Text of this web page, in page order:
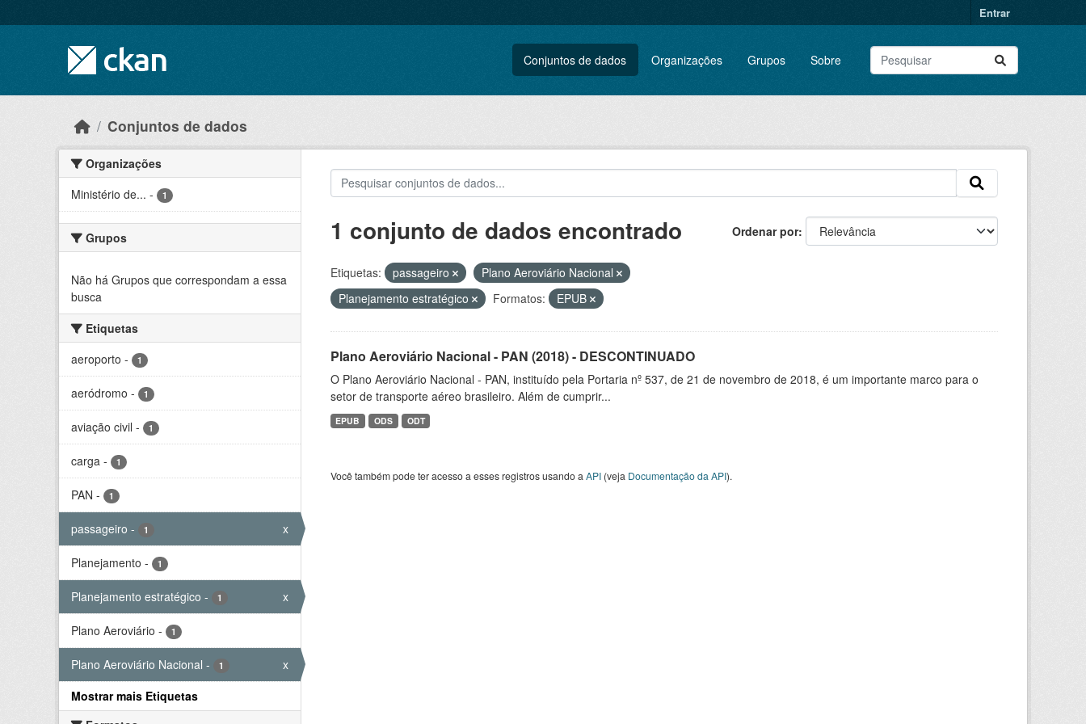
Entrar
Conjuntos de dados Organizações Grupos Sobre
Conjuntos de dados
Organizações
Ministério de... - 1
Grupos
Não há Grupos que correspondam a essa
busca
Etiquetas
aeroporto - 1
aeródromo - 1
aviação civil - 1
carga - 1
PAN - 1
passageiro - 1 x
Planejamento - 1
Planejamento estratégico - 1 x
Plano Aeroviário - 1
Plano Aeroviário Nacional - 1
x
Mostrar mais Etiquetas
Ordenar por
1 conjunto de dados encontrado
Etiquetas: passageiro
Plano Aeroviário Nacional
Planejamento estratégico
Formatos: EPUB
Plano Aeroviário Nacional - PAN (2018) - DESCONTINUADO
O Plano Aeroviário Nacional - PAN, instituído pela Portaria nº 537, de 21 de novembro de 2018, é um importante marco para o
setor de transporte aéreo brasileiro. Além de cumprir...
EPUB ODS ODT
Você também pode ter acesso a esses registros usando a API(veja Documentação da API).